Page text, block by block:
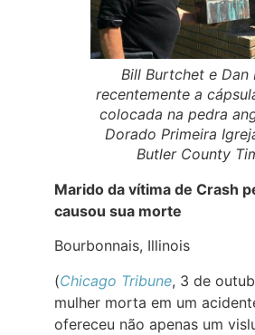
Bill Burtchet e Dan
recentemente a
colocada na pedra
Dorado Primeira
Butler County
Marido da vítima de Crash
causou sua morte
Bourbonnais, Illinois
(Chicago Tribune, 3 de
mulher morta em um
ofereceu não apenas um